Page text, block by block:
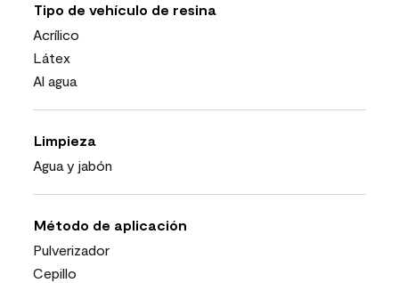
Tipo de vehículo de resina
Acrílico
Látex
Al agua
Limpieza
Agua y jabón
Método de aplicación
Pulverizador
Cepillo